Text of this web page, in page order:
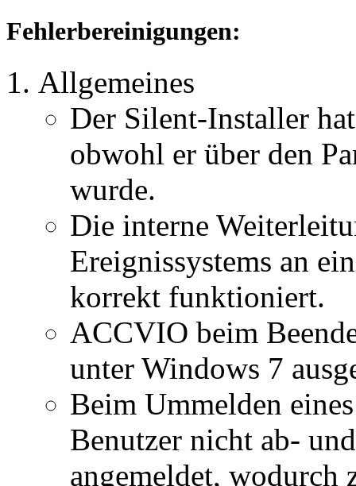
Fehlerbereinigungen:
Allgemeines
Der Silent-Installer
obwohl er über den
wurde.
Die interne
Ereignissystems an
korrekt funktioniert.
ACCVIO beim
unter Windows 7
Beim Ummelden
Benutzer nicht ab-
angemeldet, wodurch